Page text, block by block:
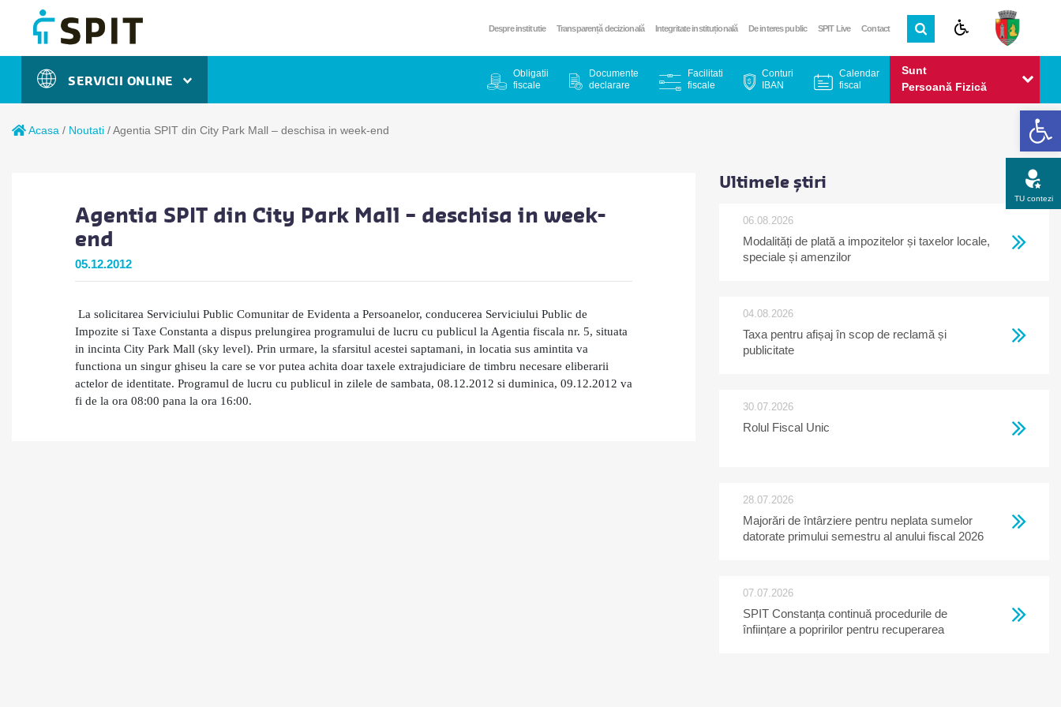
Despre institutie Transparență decizională Integritate instituțională De interes public SPIT Live Contact
SERVICII ONLINE
Sunt
Persoană Fizică
Obligatii
fiscale
Documente
declarare
Facilitati
fiscale
Conturi
IBAN
Calendar
fiscal
Acasa / Noutati /Agentia SPIT din City Park Mall – deschisa in week-end
Agentia SPIT din City Park Mall – deschisa in week-
end
05.12.2012
La solicitarea Serviciului Public Comunitar de Evidenta a Persoanelor, conducerea Serviciului Public de
Impozite si Taxe Constanta a dispus prelungirea programului de lucru cu publicul la Agentia fiscala nr. 5, situata
in incinta City Park Mall (sky level). Prin urmare, la sfarsitul acestei saptamani, in locatia sus amintita va
functiona un singur ghiseu la care se vor putea achita doar taxele extrajudiciare de timbru necesare eliberarii
actelor de identitate. Programul de lucru cu publicul in zilele de sambata, 08.12.2012 si duminica, 09.12.2012 va
fi de la ora 08:00 pana la ora 16:00.
Ultimele știri
06.08.2026
Modalități de plată a impozitelor și taxelor locale,
speciale și amenzilor
04.08.2026
Taxa pentru afișaj în scop de reclamă și
publicitate
30.07.2026
Rolul Fiscal Unic
28.07.2026
Majorări de întârziere pentru neplata sumelor
datorate primului semestru al anului fiscal 2026
07.07.2026
SPIT Constanța continuă procedurile de
înființare a popririlor pentru recuperarea
TU contezi
Opinia ta
Apel gratuit
Newsletter
Program